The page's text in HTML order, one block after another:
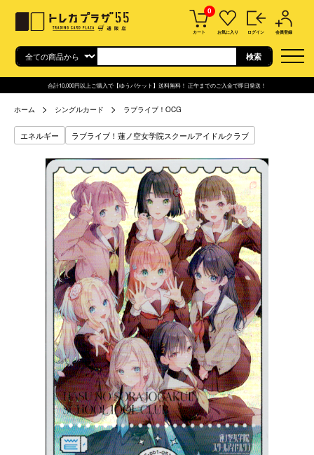
0
カート お気に入り ログイン 会員登録
合計10,000円以上ご購入で【ゆうパケット】送料無料！ 正午までのご入金で即日発送！
ホーム シングルカード ラブライブ！OCG
エネルギー ラブライブ！蓮ノ空女学院スクールアイドルクラブ